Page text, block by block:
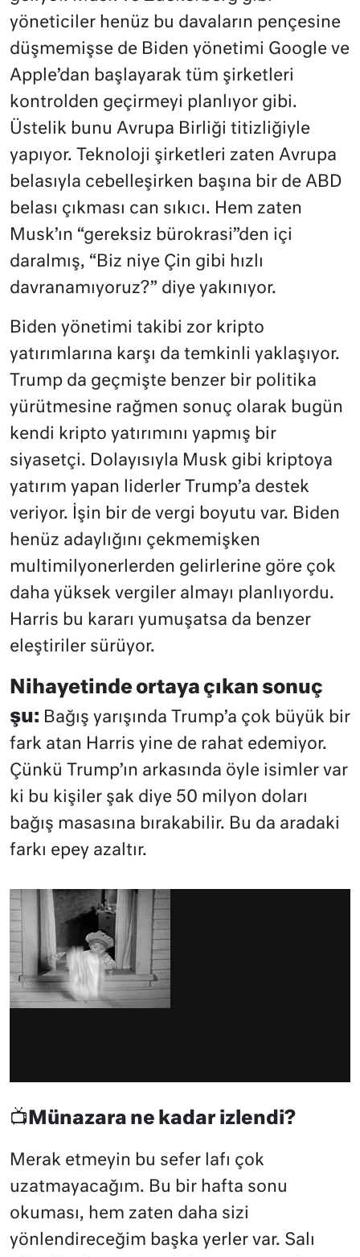
yöneticiler henüz bu davaların pençesine
düşmemişse de Biden yönetimi Google ve
Apple’dan başlayarak tüm şirketleri
kontrolden geçirmeyi planlıyor gibi.
Üstelik bunu Avrupa Birliği titizliğiyle
yapıyor. Teknoloji şirketleri zaten Avrupa
belasıyla cebelleşirken başına bir de ABD
belası çıkması can sıkıcı. Hem zaten
Musk’ın “gereksiz bürokrasi”den içi
daralmış, “Biz niye Çin gibi hızlı
davranamıyoruz?” diye yakınıyor.
Biden yönetimi takibi zor kripto
yatırımlarına karşı da temkinli yaklaşıyor.
Trump da geçmişte benzer bir politika
yürütmesine rağmen sonuç olarak bugün
kendi kripto yatırımını yapmış bir
siyasetçi. Dolayısıyla Musk gibi kriptoya
yatırım yapan liderler Trump’a destek
veriyor. İşin bir de vergi boyutu var. Biden
henüz adaylığını çekmemişken
multimilyonerlerden gelirlerine göre çok
daha yüksek vergiler almayı planlıyordu.
Harris bu kararı yumuşatsa da benzer
eleştiriler sürüyor.
Nihayetinde ortaya çıkan sonuç
şu: Bağış yarışında Trump’a çok büyük bir
fark atan Harris yine de rahat edemiyor.
Çünkü Trump’ın arkasında öyle isimler var
ki bu kişiler şak diye 50 milyon doları
bağış masasına bırakabilir. Bu da aradaki
farkı epey azaltır.
📺Münazara ne kadar izlendi?
Merak etmeyin bu sefer lafı çok
uzatmayacağım. Bu bir hafta sonu
okuması, hem zaten daha sizi
yönlendireceğim başka yerler var. Salı